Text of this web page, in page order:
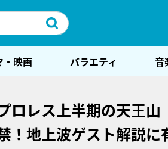
・映画 バラエティ 音
ロレス上半期の天王
！地上波ゲスト解説に